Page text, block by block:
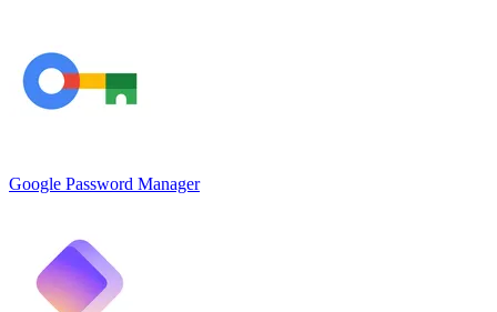
Google Password Manager